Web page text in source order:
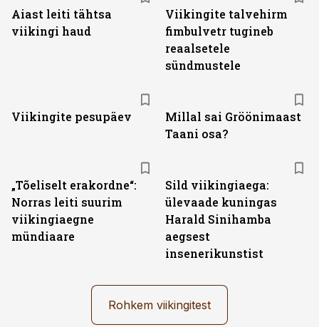
Aiast leiti tähtsa
viikingi haud
Viikingite talvehirm
fimbulvetr tugineb
reaalsetele
sündmustele
Viikingite pesupäev
Millal sai Gröönimaast
Taani osa?
„Tõeliselt erakordne“:
Norras leiti suurim
viikingiaegne
mündiaare
Sild viikingiaega:
ülevaade kuningas
Harald Sinihamba
aegsest
insenerikunstist
Rohkem viikingitest